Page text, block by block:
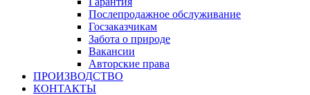
Послепродажное обслуживание
Госзаказчикам
Забота о природе
Вакансии
Авторские права
ПРОИЗВОДСТВО
КОНТАКТЫ